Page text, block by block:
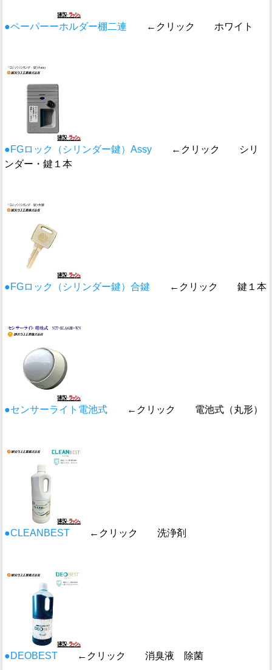
●ペーパーーホルダー棚二連 ←クリック ホワイト
●FGロック（シリンダー鍵）Assy
←クリック シリ
ンダー・鍵１本
●FGロック（シリンダー鍵）合鍵 ←クリック 鍵１本
●センサーライト電池式 ←クリック 電池式（丸形）
●CLEANBEST ←クリック 洗浄剤
●DEOBEST ←クリック 消臭液 除菌